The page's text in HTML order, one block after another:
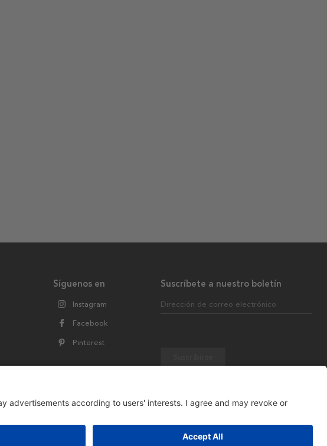
Suscríbete a nuestro boletín
Dirección de correo electrónico
Síguenos en
Instagram
Facebook
Pinterest